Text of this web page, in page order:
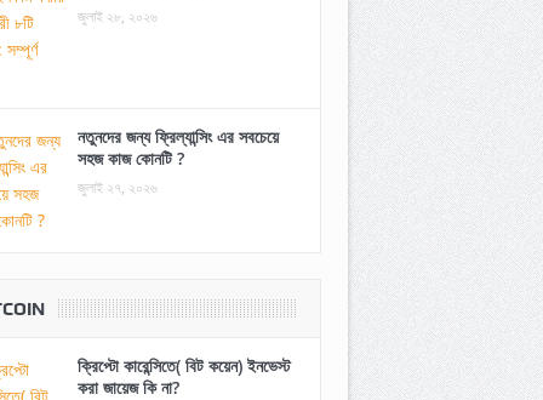
জুলাই ২৮, ২০২৬
নতুনদের জন্য ফ্রিল্যান্সিং এর সবচেয়ে
সহজ কাজ কোনটি ?
জুলাই ২৭, ২০২৬
ক্রিপ্টো কারেন্সিতে( বিট কয়েন) ইনভেস্ট
করা জায়েজ কি না?